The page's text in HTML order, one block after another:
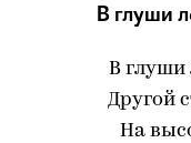
В глуши
В глуши
Другой
На